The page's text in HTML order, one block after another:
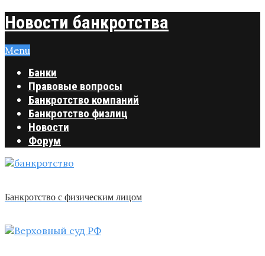
Новости банкротства
Menu
Банки
Правовые вопросы
Банкротство компаний
Банкротство физлиц
Новости
Форум
Банкротство с физическим лицом